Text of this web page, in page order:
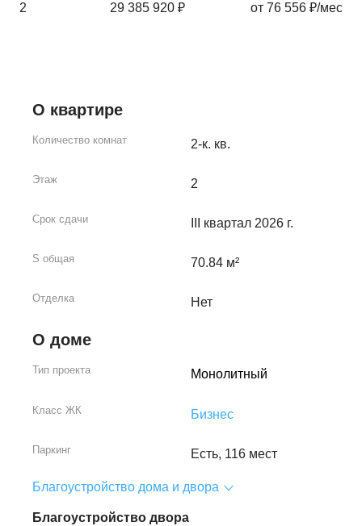
2 29 385 920 ₽ от 76 556 ₽/мес
О квартире
Количество комнат 2-к. кв.
Этаж 2
Срок сдачи III квартал 2026 г.
S общая 70.84 м²
Отделка Нет
О доме
Тип проекта Монолитный
Класс ЖК Бизнес
Паркинг Есть, 116 мест
Благоустройство дома и двора
Благоустройство двора